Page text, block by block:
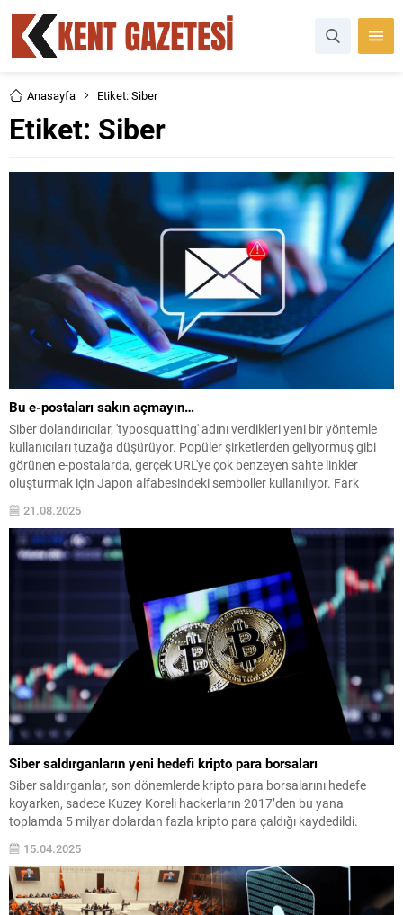
Anasayfa Etiket: Siber
Etiket: Siber
Bu e-postaları sakın açmayın…
Siber dolandırıcılar, 'typosquatting' adını verdikleri yeni bir yöntemle
kullanıcıları tuzağa düşürüyor. Popüler şirketlerden geliyormuş gibi
görünen e-postalarda, gerçek URL'ye çok benzeyen sahte linkler
oluşturmak için Japon alfabesindeki semboller kullanılıyor. Fark
ve kişisel verileri büyük risk altında.
21.08.2025
Siber saldırganların yeni hedefi kripto para borsaları
Siber saldırganlar, son dönemlerde kripto para borsalarını hedefe
koyarken, sadece Kuzey Koreli hackerların 2017’den bu yana
toplamda 5 milyar dolardan fazla kripto para çaldığı kaydedildi.
15.04.2025